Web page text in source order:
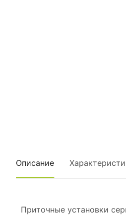
Описание
Приточные установки